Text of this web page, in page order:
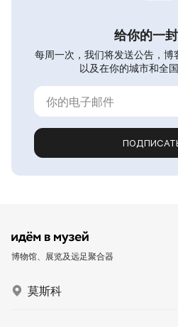
给你的一封
每周一次，我们将发送公告，博
以及在你的城市和全
博物馆、展览及远足聚合器
莫斯科